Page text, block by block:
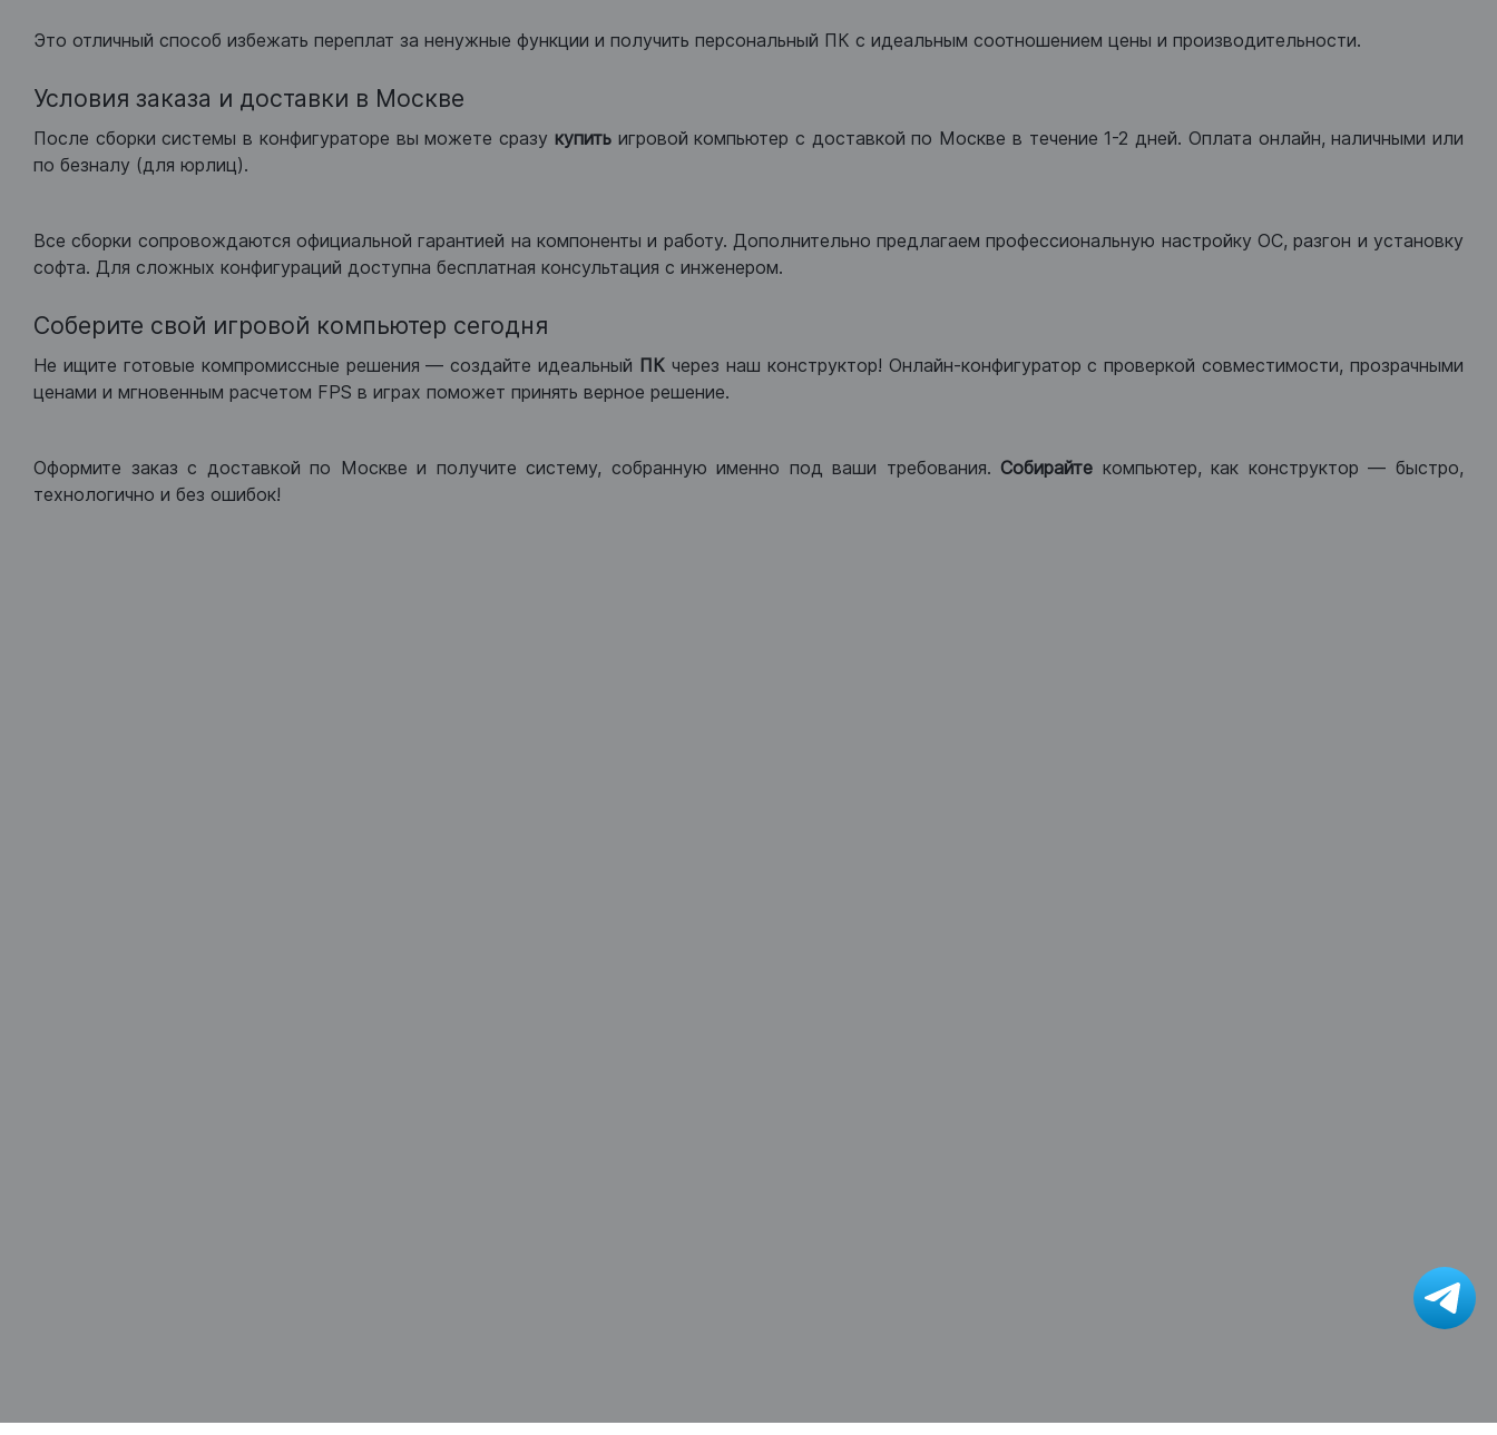
Это отличный способ избежать переплат за ненужные функции и получить персональный ПК с идеальным соотношением цены и производительности.
Условия заказа и доставки в Москве
После сборки системы в конфигураторе вы можете сразу купитьигровой компьютер с доставкой по Москве в течение 1-2 дней. Оплата онлайн, наличными или
по безналу (для юрлиц).
Все сборки сопровождаются официальной гарантией на компоненты и работу. Дополнительно предлагаем профессиональную настройку ОС, разгон и установку
софта. Для сложных конфигураций доступна бесплатная консультация с инженером.
Соберите свой игровой компьютер сегодня
Не ищите готовые компромиссные решения — создайте идеальный ПК через наш конструктор! Онлайн-конфигуратор с проверкой совместимости, прозрачными
ценами и мгновенным расчетом FPS в играх поможет принять верное решение.
Оформите заказ с доставкой по Москве и получите систему, собранную именно под ваши требования.Собирайте компьютер, как конструктор — быстро,
технологично и без ошибок!